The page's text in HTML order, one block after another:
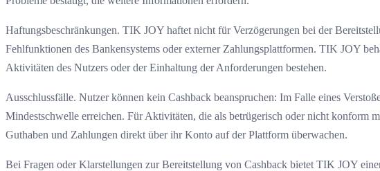
Haftungsbeschränkungen. TIK JOY haftet nicht für Verzögerungen bei der
Fehlfunktionen des Bankensystems oder externer Zahlungsplattformen. TIK JOY
Aktivitäten des Nutzers oder der Einhaltung der Anforderungen bestehen.
Ausschlussfälle. Nutzer können kein Cashback beanspruchen: Im Falle eines
Mindestschwelle erreichen. Für Aktivitäten, die als betrügerisch oder nicht konform
Guthaben und Zahlungen direkt über ihr Konto auf der Plattform überwachen.
Bei Fragen oder Klarstellungen zur Bereitstellung von Cashback bietet TIK JOY